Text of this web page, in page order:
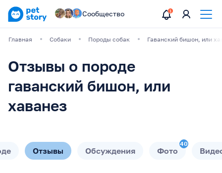
Сообщество
Главная Собаки Породы собак Гаванский бишон, или
Отзывы о породе
гаванский бишон, или
хаванез
Отзывы Обсуждения Фото
40